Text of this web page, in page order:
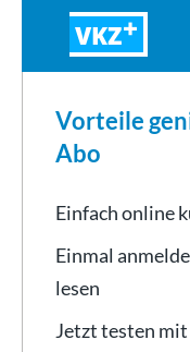
VKZ
Vorteile
Abo
Einfach online
Einmal
lesen
Jetzt testen